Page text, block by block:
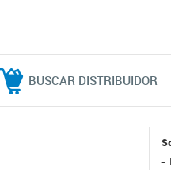
BUSCAR DISTRIBUIDOR